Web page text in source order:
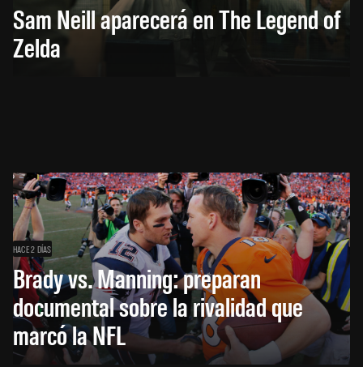
Sam Neill aparecerá en The Legend of
Zelda
HACE 2 DÍAS
Brady vs. Manning: preparan
documental sobre la rivalidad que
marcó la NFL